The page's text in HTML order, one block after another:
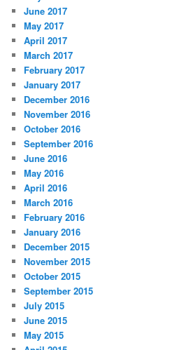
June 2017
May 2017
April 2017
March 2017
February 2017
January 2017
December 2016
November 2016
October 2016
September 2016
June 2016
May 2016
April 2016
March 2016
February 2016
January 2016
December 2015
November 2015
October 2015
September 2015
July 2015
June 2015
May 2015